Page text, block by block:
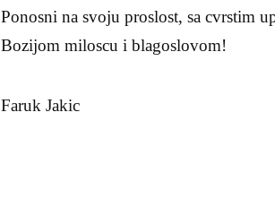
Ponosni na svoju proslost, sa cvrstim
Bozijom miloscu i blagoslovom!
Faruk Jakic